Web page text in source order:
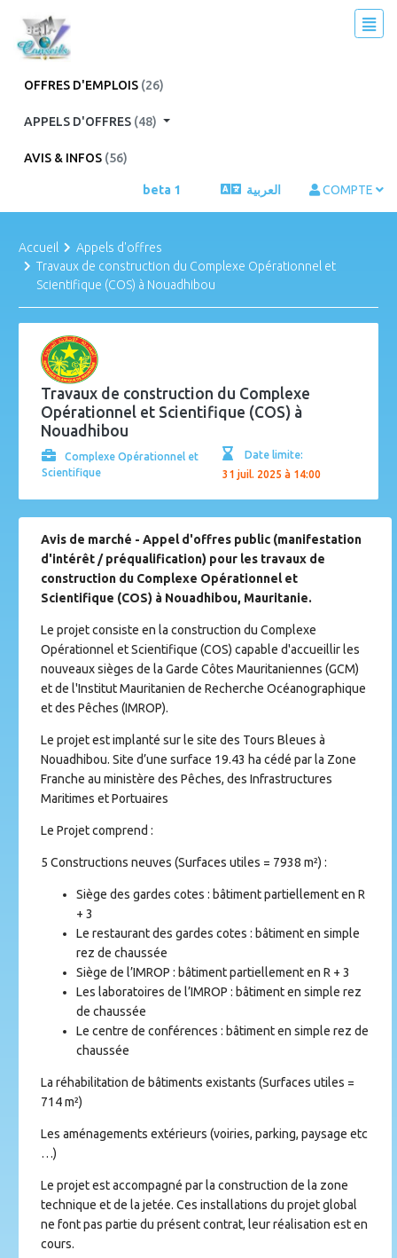
OFFRES D'EMPLOIS (26)
APPELS D'OFFRES (48)
AVIS & INFOS (56)
beta 1 العربية COMPTE
Accueil
Appels d'offres
Travaux de construction du Complexe Opérationnel et
Scientifique (COS) à Nouadhibou
Travaux de construction du Complexe
Opérationnel et Scientifique (COS) à
Nouadhibou
Complexe Opérationnel et
Scientifique
Date limite:
31 juil. 2025 à 14:00
Avis de marché - Appel d'offres public (manifestation
d'intérêt / préqualification) pour les travaux de
construction du Complexe Opérationnel et
Scientifique (COS) à Nouadhibou, Mauritanie.
Le projet consiste en la construction du Complexe
Opérationnel et Scientifique (COS) capable d'accueillir les
nouveaux sièges de la Garde Côtes Mauritaniennes (GCM)
et de l'Institut Mauritanien de Recherche Océanographique
et des Pêches (IMROP).
Le projet est implanté sur le site des Tours Bleues à
Nouadhibou. Site d’une surface 19.43 ha cédé par la Zone
Franche au ministère des Pêches, des Infrastructures
Maritimes et Portuaires
Le Projet comprend :
5 Constructions neuves (Surfaces utiles = 7938 m²) :
Siège des gardes cotes : bâtiment partiellement en R
+ 3
Le restaurant des gardes cotes : bâtiment en simple
rez de chaussée
Siège de l’IMROP : bâtiment partiellement en R + 3
Les laboratoires de l’IMROP : bâtiment en simple rez
de chaussée
Le centre de conférences : bâtiment en simple rez de
chaussée
La réhabilitation de bâtiments existants (Surfaces utiles =
714 m²)
Les aménagements extérieurs (voiries, parking, paysage etc
…)
Le projet est accompagné par la construction de la zone
technique et de la jetée. Ces installations du projet global
ne font pas partie du présent contrat, leur réalisation est en
cours.